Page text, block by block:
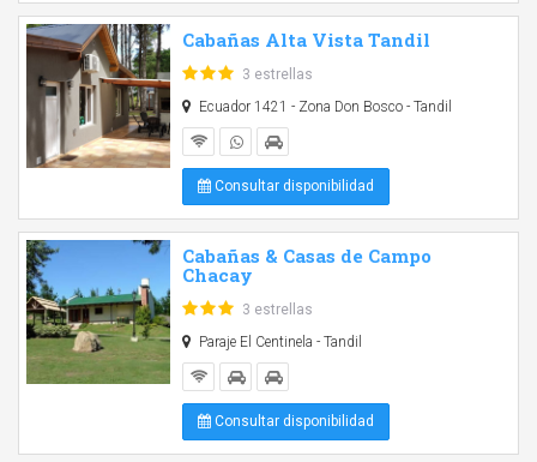
Cabañas Alta Vista Tandil
3 estrellas
Ecuador 1421 - Zona Don Bosco - Tandil
Consultar disponibilidad
Cabañas & Casas de Campo
Chacay
3 estrellas
Paraje El Centinela - Tandil
Consultar disponibilidad